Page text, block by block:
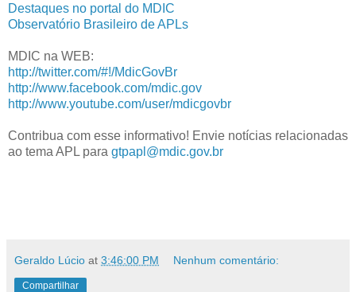
Destaques no portal do MDIC
Observatório Brasileiro de APLs
MDIC na WEB:
http://twitter.com/#!/MdicGovBr
http://www.facebook.com/mdic.gov
http://www.youtube.com/user/mdicgovbr
Contribua com esse informativo! Envie notícias relacionadas
ao tema APL para gtpapl@mdic.gov.br
Geraldo Lúcio at 3:46:00 PM Nenhum comentário:
Compartilhar